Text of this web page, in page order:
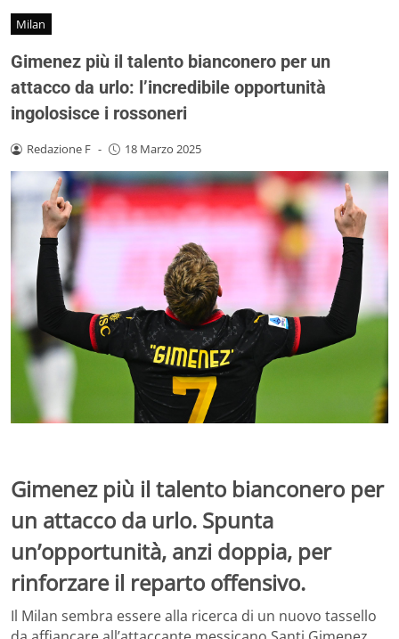
Milan
Gimenez più il talento bianconero per un
attacco da urlo: l’incredibile opportunità
ingolosisce i rossoneri
Redazione F - 18 Marzo 2025
Gimenez più il talento bianconero per
un attacco da urlo. Spunta
un’opportunità, anzi doppia, per
rinforzare il reparto offensivo.
Il Milan sembra essere alla ricerca di un nuovo tassello